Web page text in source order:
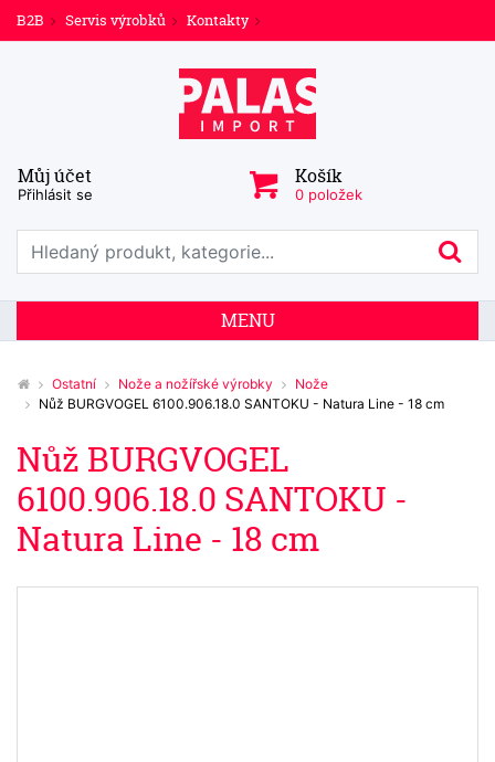
B2B Servis výrobků Kontakty
Můj účet
Přihlásit se
Košík
0 položek
Prohledat web
MENU
Ostatní Nože a nožířské výrobky
Nože
Nůž BURGVOGEL 6100.906.18.0 SANTOKU - Natura Line - 18 cm
Nůž BURGVOGEL
6100.906.18.0 SANTOKU -
Natura Line - 18 cm